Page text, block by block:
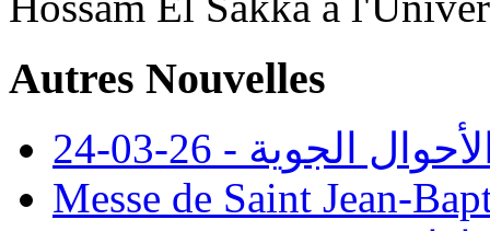
Autres Nouvelles
الجوية - 26-03-24
Messe de Saint Jean-